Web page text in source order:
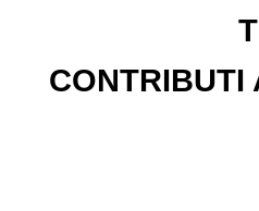
CONTRIBUTI